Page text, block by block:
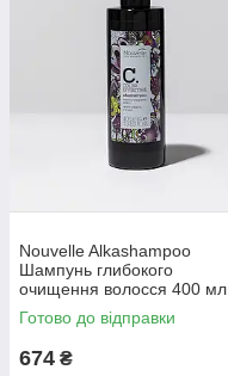
Nouvelle Alkashampoo
Шампунь глибокого
очищення волосся 400 мл.
Готово до відправки
674 ₴